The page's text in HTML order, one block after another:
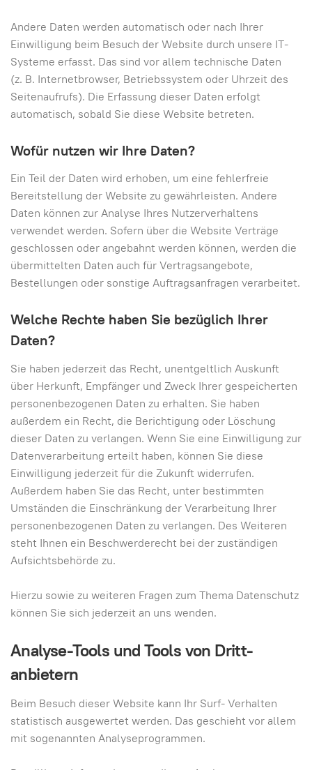
Andere Daten werden automatisch oder nach Ihrer
Einwilligung beim Besuch der Website durch unsere IT-
Systeme erfasst. Das sind vor allem technische Daten
(z. B. Internetbrowser, Betriebssystem oder Uhrzeit des
Seitenaufrufs). Die Erfassung dieser Daten erfolgt
automatisch, sobald Sie diese Website betreten.
Wofür nutzen wir Ihre Daten?
Ein Teil der Daten wird erhoben, um eine fehlerfreie
Bereitstellung der Website zu gewährleisten. Andere
Daten können zur Analyse Ihres Nutzerverhaltens
verwendet werden. Sofern über die Website Verträge
geschlossen oder angebahnt werden können, werden die
übermittelten Daten auch für Vertragsangebote,
Bestellungen oder sonstige Auftragsanfragen verarbeitet.
Welche Rechte haben Sie bezüglich Ihrer
Daten?
Sie haben jederzeit das Recht, unentgeltlich Auskunft
über Herkunft, Empfänger und Zweck Ihrer gespeicherten
personenbezogenen Daten zu erhalten. Sie haben
außerdem ein Recht, die Berichtigung oder Löschung
dieser Daten zu verlangen. Wenn Sie eine Einwilligung zur
Datenverarbeitung erteilt haben, können Sie diese
Einwilligung jederzeit für die Zukunft widerrufen.
Außerdem haben Sie das Recht, unter bestimmten
Umständen die Einschränkung der Verarbeitung Ihrer
personenbezogenen Daten zu verlangen. Des Weiteren
steht Ihnen ein Beschwerderecht bei der zuständigen
Aufsichtsbehörde zu.
Hierzu sowie zu weiteren Fragen zum Thema Datenschutz
können Sie sich jederzeit an uns wenden.
Analyse-Tools und Tools von Dritt­
anbietern
Beim Besuch dieser Website kann Ihr Surf- Verhalten
statistisch ausgewertet werden. Das geschieht vor allem
mit sogenannten Analyseprogrammen.